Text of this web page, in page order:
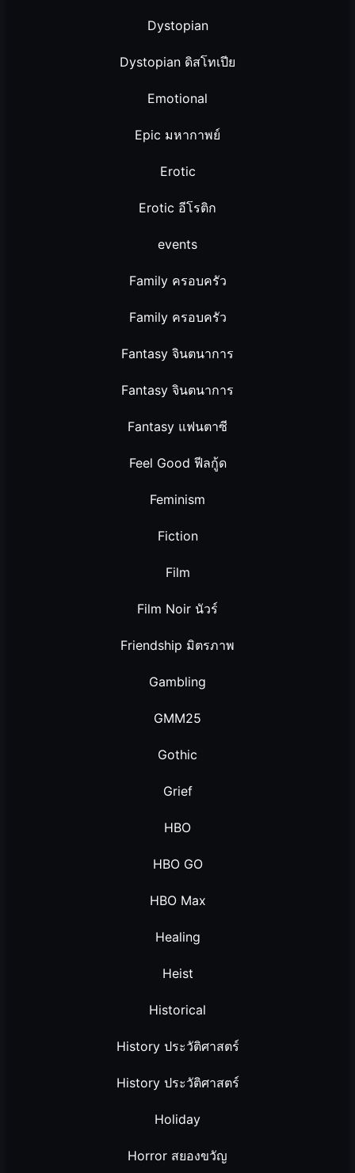
Dystopian
Dystopian ดิสโทเปีย
Emotional
Epic มหากาพย์
Erotic
Erotic อีโรติก
events
Family ครอบครัว
Family ครอบครัว
Fantasy จินตนาการ
Fantasy จินตนาการ
Fantasy แฟนตาซี
Feel Good ฟีลกู้ด
Feminism
Fiction
Film
Film Noir นัวร์
Friendship มิตรภาพ
Gambling
GMM25
Gothic
Grief
HBO
HBO GO
HBO Max
Healing
Heist
Historical
History ประวัติศาสตร์
History ประวัติศาสตร์
Holiday
Horror สยองขวัญ